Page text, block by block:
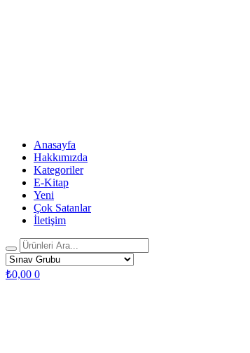
Anasayfa
Hakkımızda
Kategoriler
E-Kitap
Yeni
Çok Satanlar
İletişim
₺0,00 0